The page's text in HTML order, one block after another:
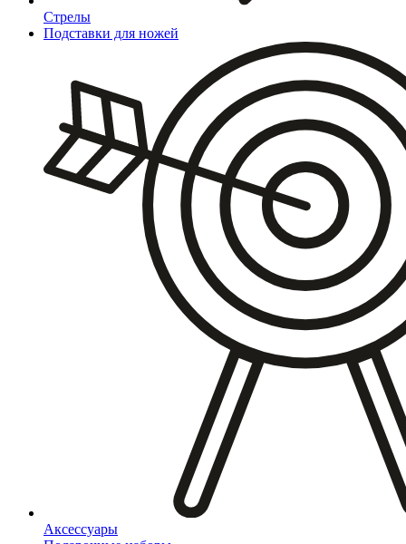
Стрелы
Подставки для ножей
Аксессуары